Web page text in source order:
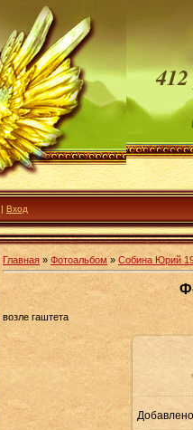
| Вход
Главная » Фотоальбом» Собина Юрий
возле гаштета
Добавлено